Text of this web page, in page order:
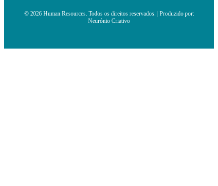
© 2026 Human Resources. Todos os direitos reservados. | Produzido por:
Neurónio Criativo